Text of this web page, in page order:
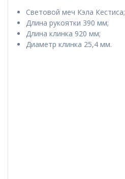
Cветовой меч Кэла Кестиса;
Длина рукоятки 390 мм;
Длина клинка 920 мм;
Диаметр клинка 25,4 мм.